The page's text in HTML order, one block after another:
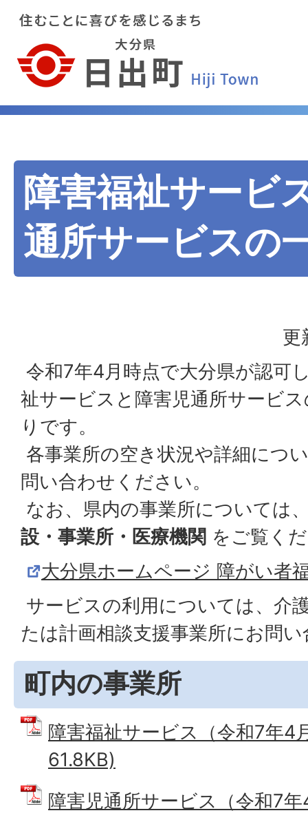
障害福祉サービ
通所サービスの
更
令和7年4月時点で大分県が認可
祉サービスと障害児通所サービ
りです。
各事業所の空き状況や詳細につ
問い合わせください。
なお、県内の事業所については
設・事業所・医療機関 をご覧く
大分県ホームページ 障がい者
サービスの利用については、介
たは計画相談支援事業所にお問
町内の事業所
障害福祉サービス（令和7年4
61.8KB)
障害児通所サービス（令和7